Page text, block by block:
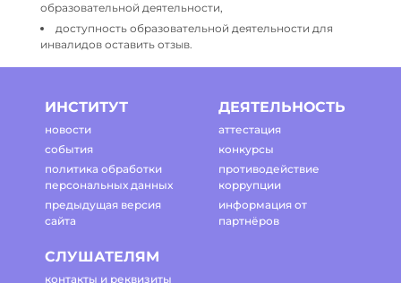
образовательной деятельности,
доступность образовательной деятельности для
инвалидов оставить отзыв.
ИНСТИТУТ
новости
события
политика обработки
персональных данных
предыдущая версия
сайта
ДЕЯТЕЛЬНОСТЬ
аттестация
конкурсы
противодействие
коррупции
информация от
партнёров
СЛУШАТЕЛЯМ
контакты и реквизиты